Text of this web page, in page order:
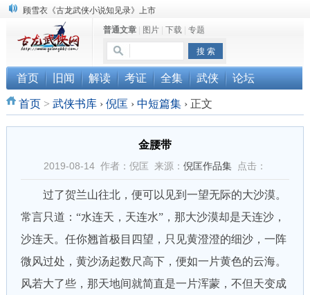
顾雪衣《古龙武侠小说知见录》上市
“武侠书库”查缺补漏活动圆满结束
《古龙小说原貌探究》修订版已上市
普通文章| 图片| 下载| 专题
首页 旧闻 解读 考证 全集 武侠 论坛
首页> 武侠书库 › 倪匡 › 中短篇集 ›正文
金腰带
2019-08-14 作者：倪匡 来源： 倪匡作品集点击：
过了贺兰山往北，便可以见到一望无际的大沙漠。
常言只道：“水连天，天连水”，那大沙漠却是天连沙，
沙连天。任你翘首极目四望，只见黄澄澄的细沙，一阵
微风过处，黄沙汤起数尺高下，便如一片黄色的云海。
风若大了些，那天地间就简直是一片浑蒙，不但天变成